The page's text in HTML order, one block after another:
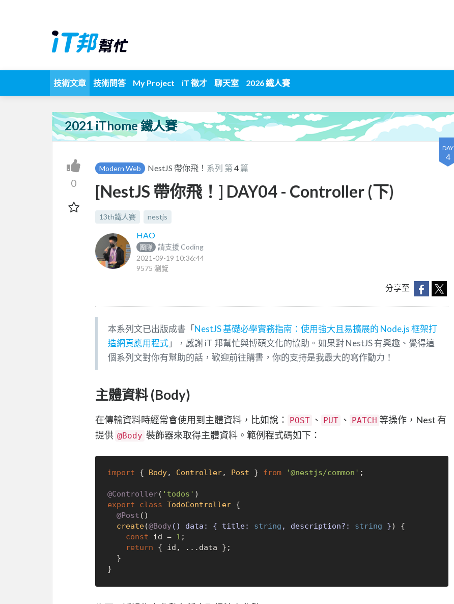
技術文章 技術問答 My Project iT 徵才 聊天室 2026 鐵人賽
2021 iThome 鐵人賽
DAY
4
0
Modern Web NestJS 帶你飛！ 系列 第4 篇
[NestJS 帶你飛！] DAY04 - Controller (下)
13th鐵人賽 nestjs
HAO
團隊
請支援 Coding
2021-09-19 10:36:44
9575 瀏覽
分享至
本系列文已出版成書「NestJS 基礎必學實務指南：使用強大且易擴展的 Node.js 框架打
造網頁應用程式」，感謝 iT 邦幫忙與博碩文化的協助。如果對 NestJS 有興趣、覺得這
個系列文對你有幫助的話，歡迎前往購書，你的支持是我最大的寫作動力！
主體資料 (Body)
在傳輸資料時經常會使用到主體資料，比如說： POST 、 PUT 、 PATCH 等操作，Nest 有
提供 @Body 裝飾器來取得主體資料。範例程式碼如下：
import { Body, Controller, Post } from '@nestjs/common' ;
@Controller( 'todos'
export
class TodoController {
@Post ()
create(@Body() data: { title: string , description?: string }) {
const id = 1 ;
return { id, ...data };